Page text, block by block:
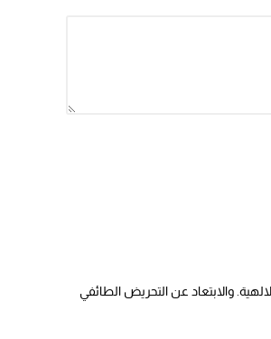
والابتعاد عن التحريض الطائفي